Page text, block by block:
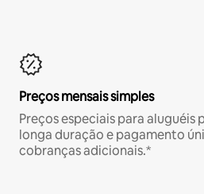
Preços mensais simples
Preços especiais para
longa duração e pagamento
cobranças adicionais.*